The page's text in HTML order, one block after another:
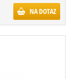
NA DOTAZ